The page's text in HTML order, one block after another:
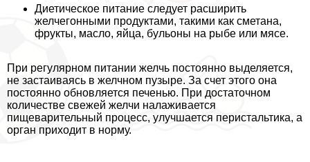
Диетическое питание следует расширить
желчегонными продуктами, такими как сметана,
фрукты, масло, яйца, бульоны на рыбе или мясе.
При регулярном питании желчь постоянно выделяется,
не застаиваясь в желчном пузыре. За счет этого она
постоянно обновляется печенью. При достаточном
количестве свежей желчи налаживается
пищеварительный процесс, улучшается перистальтика, а
орган приходит в норму.